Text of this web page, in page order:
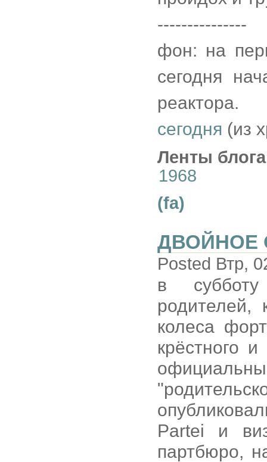
---------------
фон: на
сегодня
реактора.
сегодня (из
Ленты
1968
(fa)
ДВОЙНОЕ
Posted Втр,
в
колеса
крёстного
Partei и
партбюро,